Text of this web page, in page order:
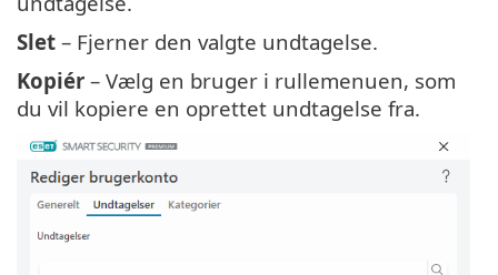
Slet – Fjerner den valgte undtagelse.
Kopiér – Vælg en bruger i rullemenuen, som
du vil kopiere en oprettet undtagelse fra.